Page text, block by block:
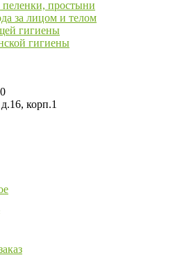
простыни
за лицом и телом
гигиены
гигиены
корп.1